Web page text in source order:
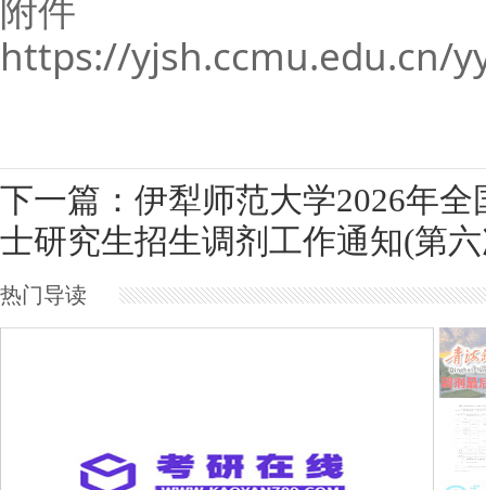
https://yjsh.ccmu.edu.cn/
下一篇：伊犁师范大学2026年全
士研究生招生调剂工作通知(第
热门导读